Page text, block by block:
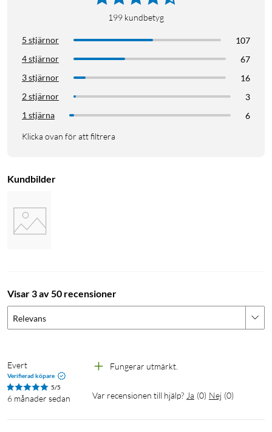
199 kundbetyg
5 stjärnor
107
4 stjärnor
67
3 stjärnor
16
2 stjärnor
3
1 stjärna
6
Klicka ovan för att filtrera
Kundbilder
Visar 3 av 50 recensioner
Relevans
Evert
Verifierad köpare
5/5
6 månader sedan
Fungerar utmärkt.
Var recensionen till hjälp? Ja (0) Nej (0)